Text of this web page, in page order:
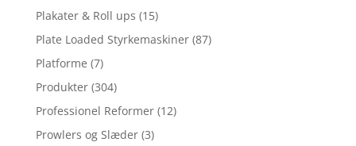
Plakater & Roll ups (15)
Plate Loaded Styrkemaskiner (87)
Platforme (7)
Produkter (304)
Professionel Reformer (12)
Prowlers og Slæder (3)